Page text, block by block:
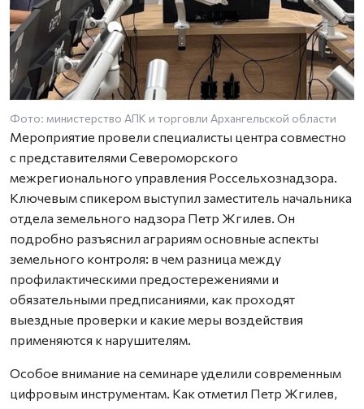
Фото: министерство АПК и торговли Архангельской области
Мероприятие провели специалисты центра совместно
с представителями Североморского
межрегионального управления Россельхознадзора.
Ключевым спикером выступил заместитель начальника
отдела земельного надзора Петр Жгилев. Он
подробно разъяснил аграриям основные аспекты
земельного контроля: в чем разница между
профилактическими предостережениями и
обязательными предписаниями, как проходят
выездные проверки и какие меры воздействия
применяются к нарушителям.
Особое внимание на семинаре уделили современным
цифровым инструментам. Как отметил Петр Жгилев,